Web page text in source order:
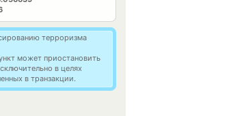
терроризма
может приостановить
в целях
в транзакции.